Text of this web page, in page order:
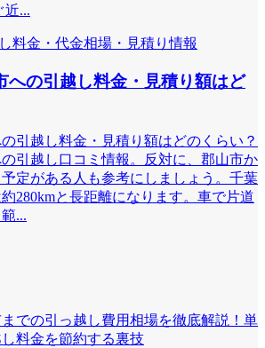
近...
料金・代金相場・見積り情報
への引越し料金・見積り額はど
引越し料金・見積り額はどのくらい？
引越し口コミ情報。反対に、郡山市か
定がある人も参考にしましょう。千葉
280kmと長距離になります。車で片道
...
での引っ越し費用相場を徹底解説！単
料金を節約する裏技